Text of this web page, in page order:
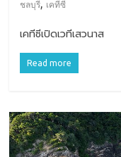
ชลบุรี, เคทีซี
เคทีซีเปิดเวทีเสวนาส
Read more